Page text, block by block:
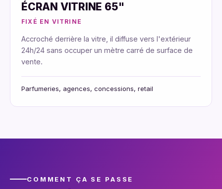
ÉCRAN VITRINE 65"
FIXÉ EN VITRINE
Accroché derrière la vitre, il diffuse vers l'extérieur
24h/24 sans occuper un mètre carré de surface de
vente.
Parfumeries, agences, concessions, retail
COMMENT ÇA SE PASSE